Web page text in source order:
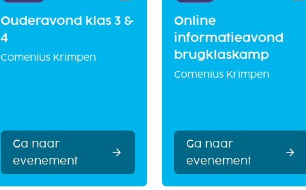
Ouderavond klas 3 &
4
Comenius Krimpen
Ga naar
evenement
Online
informatieavond
brugklaskamp
Comenius Krimpen
Ga naar
evenement